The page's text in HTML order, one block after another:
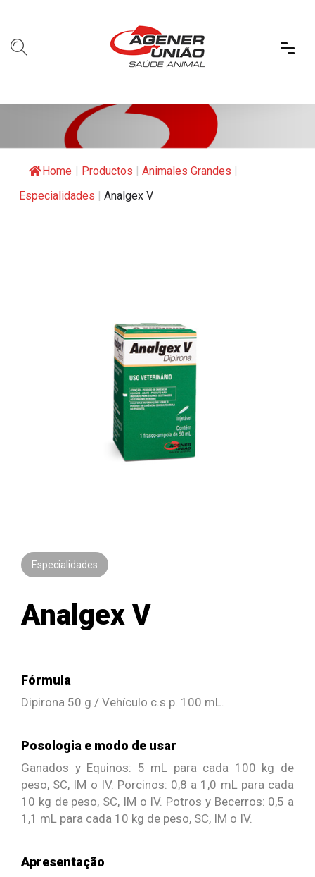
Home | Productos | Animales Grandes |
Especialidades | Analgex V
Especialidades
Analgex V
Fórmula
Dipirona 50 g / Vehículo c.s.p. 100 mL.
Posologia e modo de usar
Ganados y Equinos: 5 mL para cada 100 kg de
peso, SC, IM o IV. Porcinos: 0,8 a 1,0 mL para cada
10 kg de peso, SC, IM o IV. Potros y Becerros: 0,5 a
1,1 mL para cada 10 kg de peso, SC, IM o IV.
Apresentação